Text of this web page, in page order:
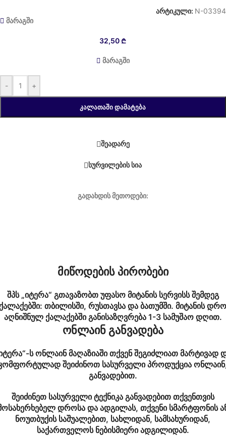
არტიკული: N-03394
მარაგში
32,50 ₾
მარაგში
- +
ᲙᲐᲚᲐᲗᲐᲨᲘ ᲓᲐᲛᲐᲢᲔᲑᲐ
შეადარე
სურვილების სია
გადახდის მეთოდები:
მიწოდების პირობები
შპს „იტერა“ გთავაზობთ უფასო მიტანის სერვისს შემდეგ
თბილისში, რუსთავსა და ბათუმში. მიტანის
აღნიშნულ ქალაქებში განისაზღვრება 1-3 სამუშაო დღით.
ონლაინ განვადება
ს ონლაინ მაღაზიაში თქვენ შეგიძლიათ მარტივად
შეიძინოთ სასურველი პროდუქცია
განვადებით.
შეიძინეთ სასურველი ტექნიკა განვადებით თქვენთვის
დროსა და ადგილას, თქვენი სმარტფონის
ნოუთბუქის საშუალებით, სახლიდან, სამსახურიდან,
საქართველოს ნებისმიერი ადგილიდან.